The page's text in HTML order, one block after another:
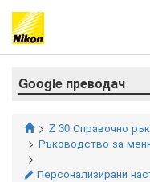
Google преводач
Z 30 Справочно
Ръководство за
A Персонализирани